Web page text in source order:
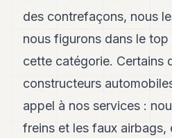
des contrefaçons, nous
nous figurons dans le
cette catégorie. Certains
constructeurs
appel à nos services :
freins et les faux airbags,